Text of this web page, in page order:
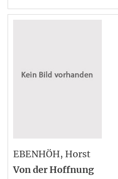
EBENHÖH, Horst
Von der Hoffnung